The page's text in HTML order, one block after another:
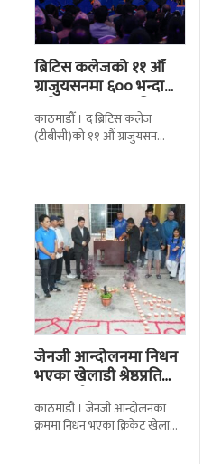
ब्रिटिस कलेजको ११ औँ
ग्राजुयसनमा ६०० भन्दा
बढी ग्राजुयट सम्मानित
काठमाडौँ । द ब्रिटिस कलेज
(टीबीसी)को ११ औं ग्राजुयसन
जेनजी आन्दोलनमा निधन
भएका खेलाडी श्रेष्ठप्रति
श्रद्धाञ्जली
काठमाडौं । जेनजी आन्दोलनका
क्रममा निधन भएका क्रिकेट खेलाडी